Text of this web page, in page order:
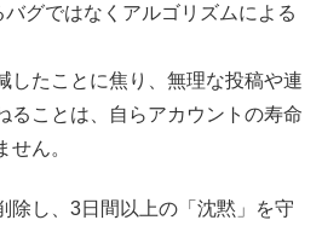
グではなくアルゴリズムによる
したことに焦り、無理な投稿や連
ることは、自らアカウントの寿命
せん。
除し、3日間以上の「沈黙」を守